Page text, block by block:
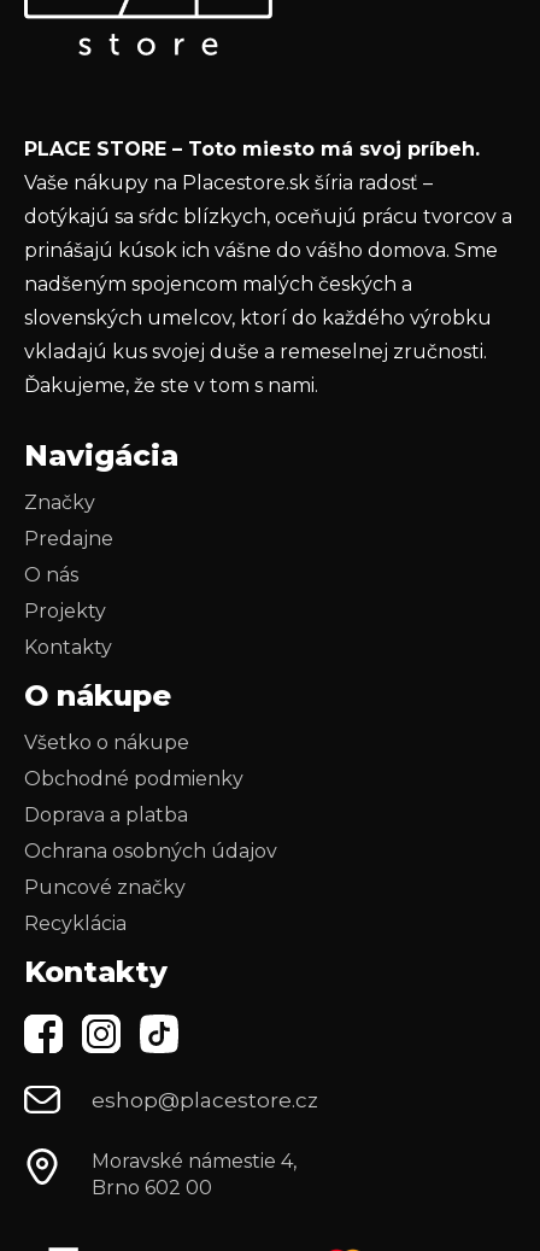
o nových produktoch na našom e-shope.
ochrany osobných údajov
PRIHLÁSIŤ SA
PLACE STORE – Toto miesto má svoj príbeh.
Vaše nákupy na Placestore.sk šíria radosť –
dotýkajú sa sŕdc blízkych, oceňujú prácu tvorcov a
prinášajú kúsok ich vášne do vášho domova. Sme
nadšeným spojencom malých českých a
slovenských umelcov, ktorí do každého výrobku
vkladajú kus svojej duše a remeselnej zručnosti.
Ďakujeme, že ste v tom s nami.
Navigácia
Značky
Predajne
O nás
Projekty
Kontakty
O nákupe
Všetko o nákupe
Obchodné podmienky
Doprava a platba
Ochrana osobných údajov
Puncové značky
Recyklácia
Kontakty
eshop@placestore.cz
Moravské námestie 4,
Brno 602 00